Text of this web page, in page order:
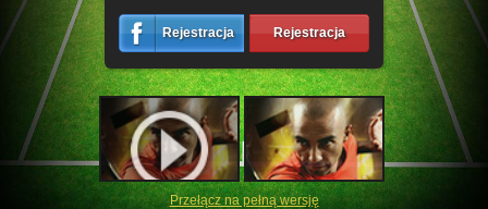
Rejestracja Rejestracja
Przełącz na pełną wersję